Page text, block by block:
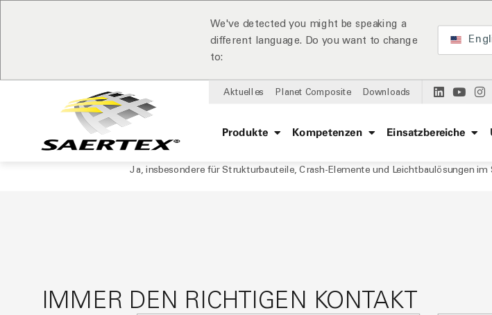
We've detected you might be speaking a
different language. Do you want to change
to:
Aktuelles Planet Composite Downloads
Produkte Kompetenzen Einsatzbereiche
Ja, insbesondere für Strukturbauteile, Crash-Elemente und Leichtbaulösungen
IMMER DEN RICHTIGEN KONTAKT